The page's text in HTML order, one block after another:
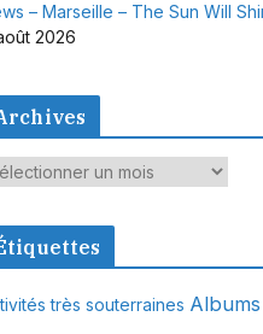
– Marseille – The Sun Will
2026
très souterraines